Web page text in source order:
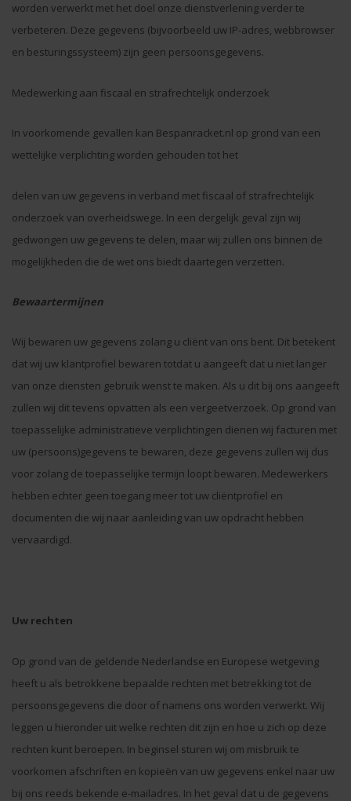
worden verwerkt met het doel onze dienstverlening verder te
verbeteren. Deze gegevens (bijvoorbeeld uw IP-adres, webbrowser
en besturingssysteem) zijn geen persoonsgegevens.
Medewerking aan fiscaal en strafrechtelijk onderzoek
In voorkomende gevallen kan Bespanracket.nl op grond van een
wettelijke verplichting worden gehouden tot het
delen van uw gegevens in verband met fiscaal of strafrechtelijk
onderzoek van overheidswege. In een dergelijk geval zijn wij
gedwongen uw gegevens te delen, maar wij zullen ons binnen de
mogelijkheden die de wet ons biedt daartegen verzetten.
Bewaartermijnen
Wij bewaren uw gegevens zolang u cliënt van ons bent. Dit betekent
dat wij uw klantprofiel bewaren totdat u aangeeft dat u niet langer
van onze diensten gebruik wenst te maken. Als u dit bij ons aangeeft
zullen wij dit tevens opvatten als een vergeetverzoek. Op grond van
toepasselijke administratieve verplichtingen dienen wij facturen met
uw (persoons)gegevens te bewaren, deze gegevens zullen wij dus
voor zolang de toepasselijke termijn loopt bewaren. Medewerkers
hebben echter geen toegang meer tot uw cliëntprofiel en
documenten die wij naar aanleiding van uw opdracht hebben
vervaardigd.
Uw rechten
Op grond van de geldende Nederlandse en Europese wetgeving
heeft u als betrokkene bepaalde rechten met betrekking tot de
persoonsgegevens die door of namens ons worden verwerkt. Wij
leggen u hieronder uit welke rechten dit zijn en hoe u zich op deze
rechten kunt beroepen. In beginsel sturen wij om misbruik te
voorkomen afschriften en kopieën van uw gegevens enkel naar uw
bij ons reeds bekende e-mailadres. In het geval dat u de gegevens